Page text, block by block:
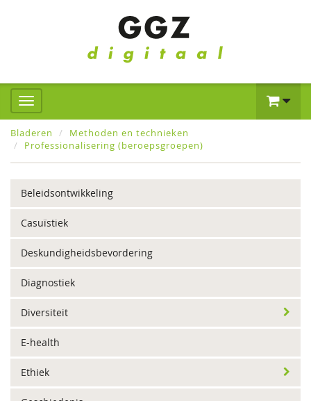
Bladeren
Methoden en technieken
Professionalisering (beroepsgroepen)
Beleidsontwikkeling
Casuïstiek
Deskundigheidsbevordering
Diagnostiek
Diversiteit
E-health
Ethiek